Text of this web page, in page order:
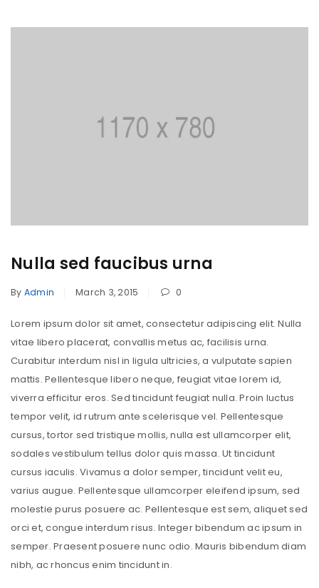
Nulla sed faucibus urna
By Admin March 3, 2015 0
Lorem ipsum dolor sit amet, consectetur adipiscing elit. Nulla
vitae libero placerat, convallis metus ac, facilisis urna.
Curabitur interdum nisl in ligula ultricies, a vulputate sapien
mattis. Pellentesque libero neque, feugiat vitae lorem id,
viverra efficitur eros. Sed tincidunt feugiat nulla. Proin luctus
tempor velit, id rutrum ante scelerisque vel. Pellentesque
cursus, tortor sed tristique mollis, nulla est ullamcorper elit,
sodales vestibulum tellus dolor quis massa. Ut tincidunt
cursus iaculis. Vivamus a dolor semper, tincidunt velit eu,
varius augue. Pellentesque ullamcorper eleifend ipsum, sed
molestie purus posuere ac. Pellentesque est sem, aliquet sed
orci et, congue interdum risus. Integer bibendum ac ipsum in
semper. Praesent posuere nunc odio. Mauris bibendum diam
nibh, ac rhoncus enim tincidunt in.